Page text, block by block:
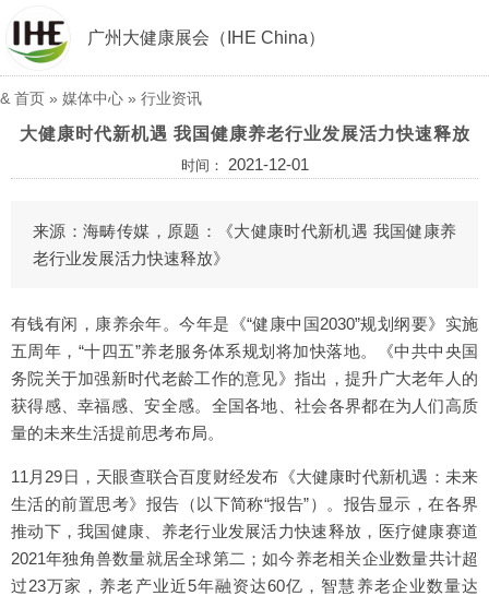
广州大健康展会（IHE China）
& 首页 » 媒体中心 » 行业资讯
大健康时代新机遇 我国健康养老行业发展活力快速释放
时间： 2021-12-01
来源：海畴传媒，原题：《大健康时代新机遇 我国健康养
老行业发展活力快速释放》
有钱有闲，康养余年。今年是《“健康中国2030”规划纲要》实施
五周年，“十四五”养老服务体系规划将加快落地。《中共中央国
务院关于加强新时代老龄工作的意见》指出，提升广大老年人的
获得感、幸福感、安全感。全国各地、社会各界都在为人们高质
量的未来生活提前思考布局。
11月29日，天眼查联合百度财经发布《大健康时代新机遇：未来
生活的前置思考》报告（以下简称“报告”）。报告显示，在各界
推动下，我国健康、养老行业发展活力快速释放，医疗健康赛道
2021年独角兽数量就居全球第二；如今养老相关企业数量共计超
过23万家，养老产业近5年融资达60亿，智慧养老企业数量达